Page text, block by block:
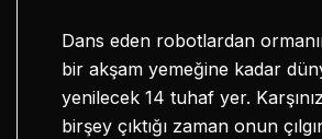
Dans eden robotlardan
bir akşam yemeğine kadar
yenilecek 14 tuhaf yer.
birşey çıktığı zaman onun